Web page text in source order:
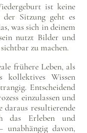
ist keine
Sitzung geht es
was sich in deinem
nutzt Bilder und
zu machen.
frühere Leben, als
kollektives Wissen
Entscheidend
einzulassen und
daraus resultierende
das Erleben und
unabhängig davon,